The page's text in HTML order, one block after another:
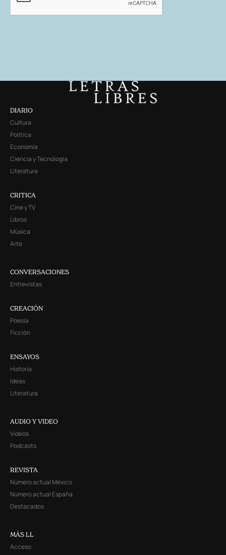
DIARIO
Cultura
Política
Economía
Ciencia y Tecnología
Literatura
CRITICA
Cine y TV
Libros
Música
Arte
CONVERSACIONES
Entrevistas
CREACIÓN
Poesía
Ficción
ENSAYOS
Historia
Ideas
Literatura
AUDIO Y VIDEO
Videos
Podcasts
REVISTA
Número actual México
Número actual España
Destacados
MÁS LL
Acceso